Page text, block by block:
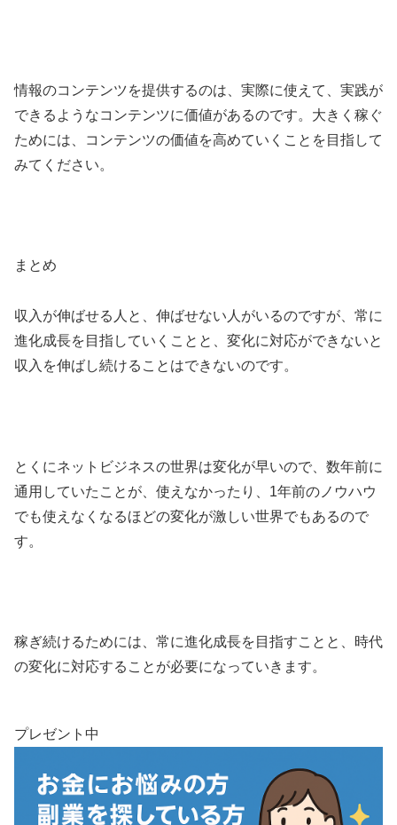
情報のコンテンツを提供するのは、実際に使えて、実践が
できるようなコンテンツに価値があるのです。大きく稼ぐ
ためには、コンテンツの価値を高めていくことを目指して
みてください。
まとめ
収入が伸ばせる人と、伸ばせない人がいるのですが、常に
進化成長を目指していくことと、変化に対応ができないと
収入を伸ばし続けることはできないのです。
とくにネットビジネスの世界は変化が早いので、数年前に
通用していたことが、使えなかったり、1年前のノウハウ
でも使えなくなるほどの変化が激しい世界でもあるので
す。
稼ぎ続けるためには、常に進化成長を目指すことと、時代
の変化に対応することが必要になっていきます。
プレゼント中